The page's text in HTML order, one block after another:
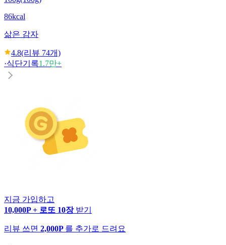
86kcal
삶은 감자
4.8(리뷰 74개)
·식단기록1.7만+
지금 가입하고
10,000P + 로또 10장 받기
리뷰 쓰면 2,000P 를 추가로 드려요